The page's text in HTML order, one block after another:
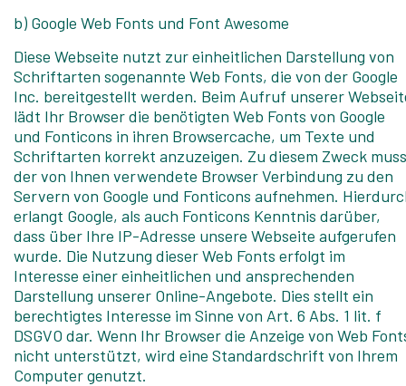
b) Google Web Fonts und Font Awesome
Diese Webseite nutzt zur einheitlichen Darstellung von
Schriftarten sogenannte Web Fonts, die von der Google
Inc. bereitgestellt werden. Beim Aufruf unserer
lädt Ihr Browser die benötigten Web Fonts von Google
und Fonticons in ihren Browsercache, um Texte und
Schriftarten korrekt anzuzeigen. Zu diesem Zweck muss
der von Ihnen verwendete Browser Verbindung zu den
Servern von Google und Fonticons aufnehmen.
erlangt Google, als auch Fonticons Kenntnis darüber,
dass über Ihre IP-Adresse unsere Webseite aufgerufen
wurde. Die Nutzung dieser Web Fonts erfolgt im
Interesse einer einheitlichen und ansprechenden
Darstellung unserer Online-Angebote. Dies stellt ein
berechtigtes Interesse im Sinne von Art. 6 Abs. 1 lit. f
DSGVO dar. Wenn Ihr Browser die Anzeige von Web
nicht unterstützt, wird eine Standardschrift von Ihrem
Computer genutzt.